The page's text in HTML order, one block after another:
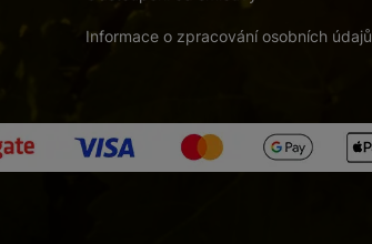
Informace o zpracování osobních údajů